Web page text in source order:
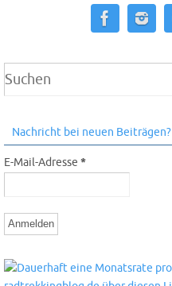
Nachricht bei neuen Beiträgen?
E-Mail-Adresse *